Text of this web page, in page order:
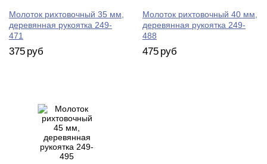
Молоток рихтовочный 35 мм,
деревянная рукоятка 249-
471
375 руб
Молоток рихтовочный 40 мм,
деревянная рукоятка 249-
488
475 руб